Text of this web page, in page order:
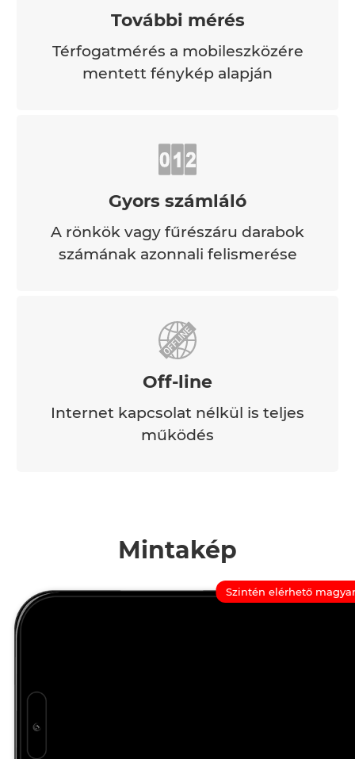
További mérés
Térfogatmérés a mobileszközére
mentett fénykép alapján
Gyors számláló
A rönkök vagy fűrészáru darabok
számának azonnali felismerése
Off-line
Internet kapcsolat nélkül is teljes
működés
Mintakép
Szintén elérhető